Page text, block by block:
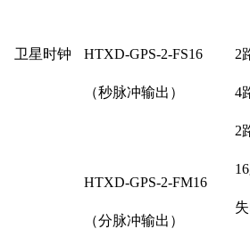
卫星时钟 HTXD-GPS-2-FS16
（秒脉冲输出）
2
4
2
HTXD-GPS-2-FM16
（分脉冲输出）